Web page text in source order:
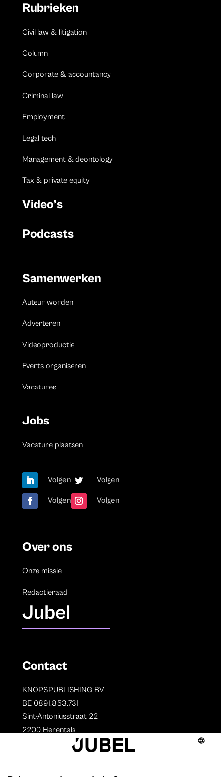
Rubrieken
Civil law & litigation
Column
Corporate & accountancy
Criminal law
Employment
Legal tech
Management & deontology
Tax & private equity
Video’s
Podcasts
Samenwerken
Auteur worden
Adverteren
Videoproductie
Events organiseren
Vacatures
Jobs
Vacature plaatsen
Volgen Volgen
Volgen Volgen
Over ons
Onze missie
Redactieraad
Jubel
Contact
KNOPSPUBLISHING BV
BE 0891.853.731
Sint-Antoniusstraat 22
2200 Herentals